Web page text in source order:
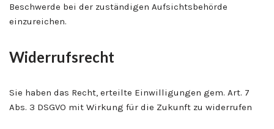
Beschwerde bei der zuständigen Aufsichtsbehörde
einzureichen.
Widerrufsrecht
Sie haben das Recht, erteilte Einwilligungen gem. Art. 7
Abs. 3 DSGVO mit Wirkung für die Zukunft zu widerrufen